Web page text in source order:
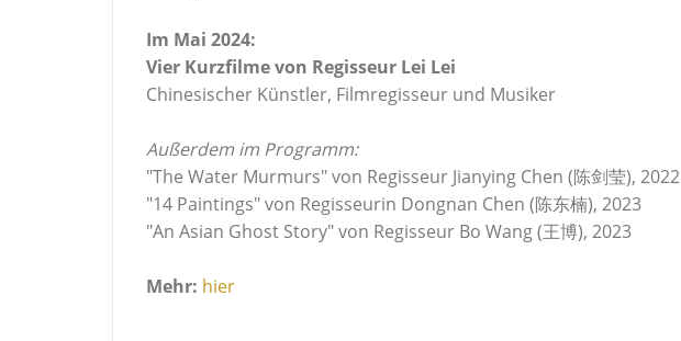
Im Mai 2024:
Vier Kurzfilme von Regisseur Lei Lei
Chinesischer Künstler, Filmregisseur und Musiker
Außerdem im Programm:
"The Water Murmurs" von Regisseur Jianying Chen (陈剑莹), 2022
"14 Paintings" von Regisseurin Dongnan Chen (陈东楠), 2023
"An Asian Ghost Story" von Regisseur Bo Wang (王博), 2023
Mehr: hier